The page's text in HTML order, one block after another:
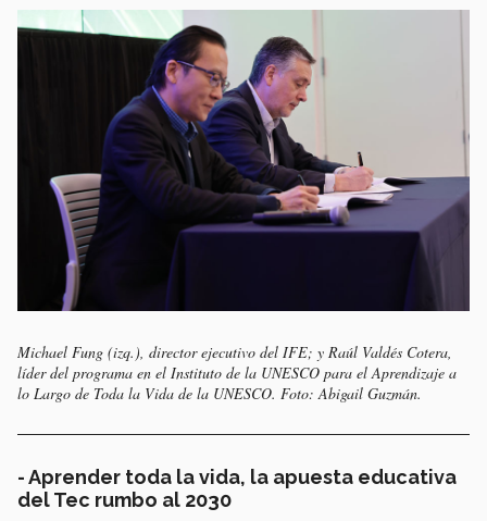
Michael Fung (izq.), director ejecutivo del IFE; y Raúl Valdés Cotera,
líder del programa en el Instituto de la UNESCO para el Aprendizaje a
lo Largo de Toda la Vida de la UNESCO. Foto: Abigail Guzmán.
- Aprender toda la vida, la apuesta educativa
del Tec rumbo al 2030